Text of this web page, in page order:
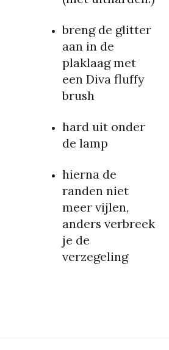
breng de glitter
aan in de
plaklaag met
een Diva fluffy
brush
hard uit onder
de lamp
hierna de
randen niet
meer vijlen,
anders verbreek
je de
verzegeling